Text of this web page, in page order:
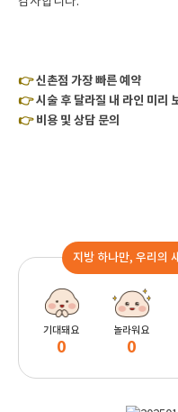
👉신촌점 가장 빠른 예약
👉시술 후 달라질 내 라인 미리
👉비용 및 상담 문의
지방 하나만, 우리의
기대돼요
0
놀라워요
0